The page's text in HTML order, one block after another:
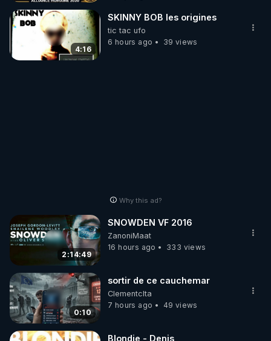
4:16
SKINNY BOB les origines
tic tac ufo
6 hours ago
39 views
Why this ad?
2:14:49
SNOWDEN VF 2016
ZanoniMaat
16 hours ago
333 views
0:10
sortir de ce cauchemar
Clementclta
7 hours ago
49 views
Blondie - Denis